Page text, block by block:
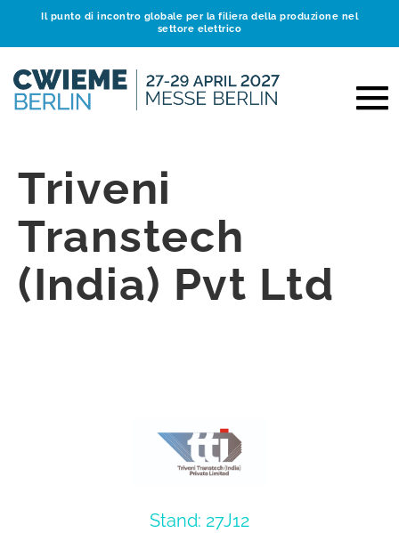
Il punto di incontro globale per la filiera della produzione nel
settore elettrico
Triveni
Transtech
(India) Pvt Ltd
Stand: 27J12